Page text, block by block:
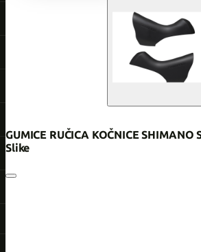
GUMICE RUČICA KOČNICE SHIMANO
Slike